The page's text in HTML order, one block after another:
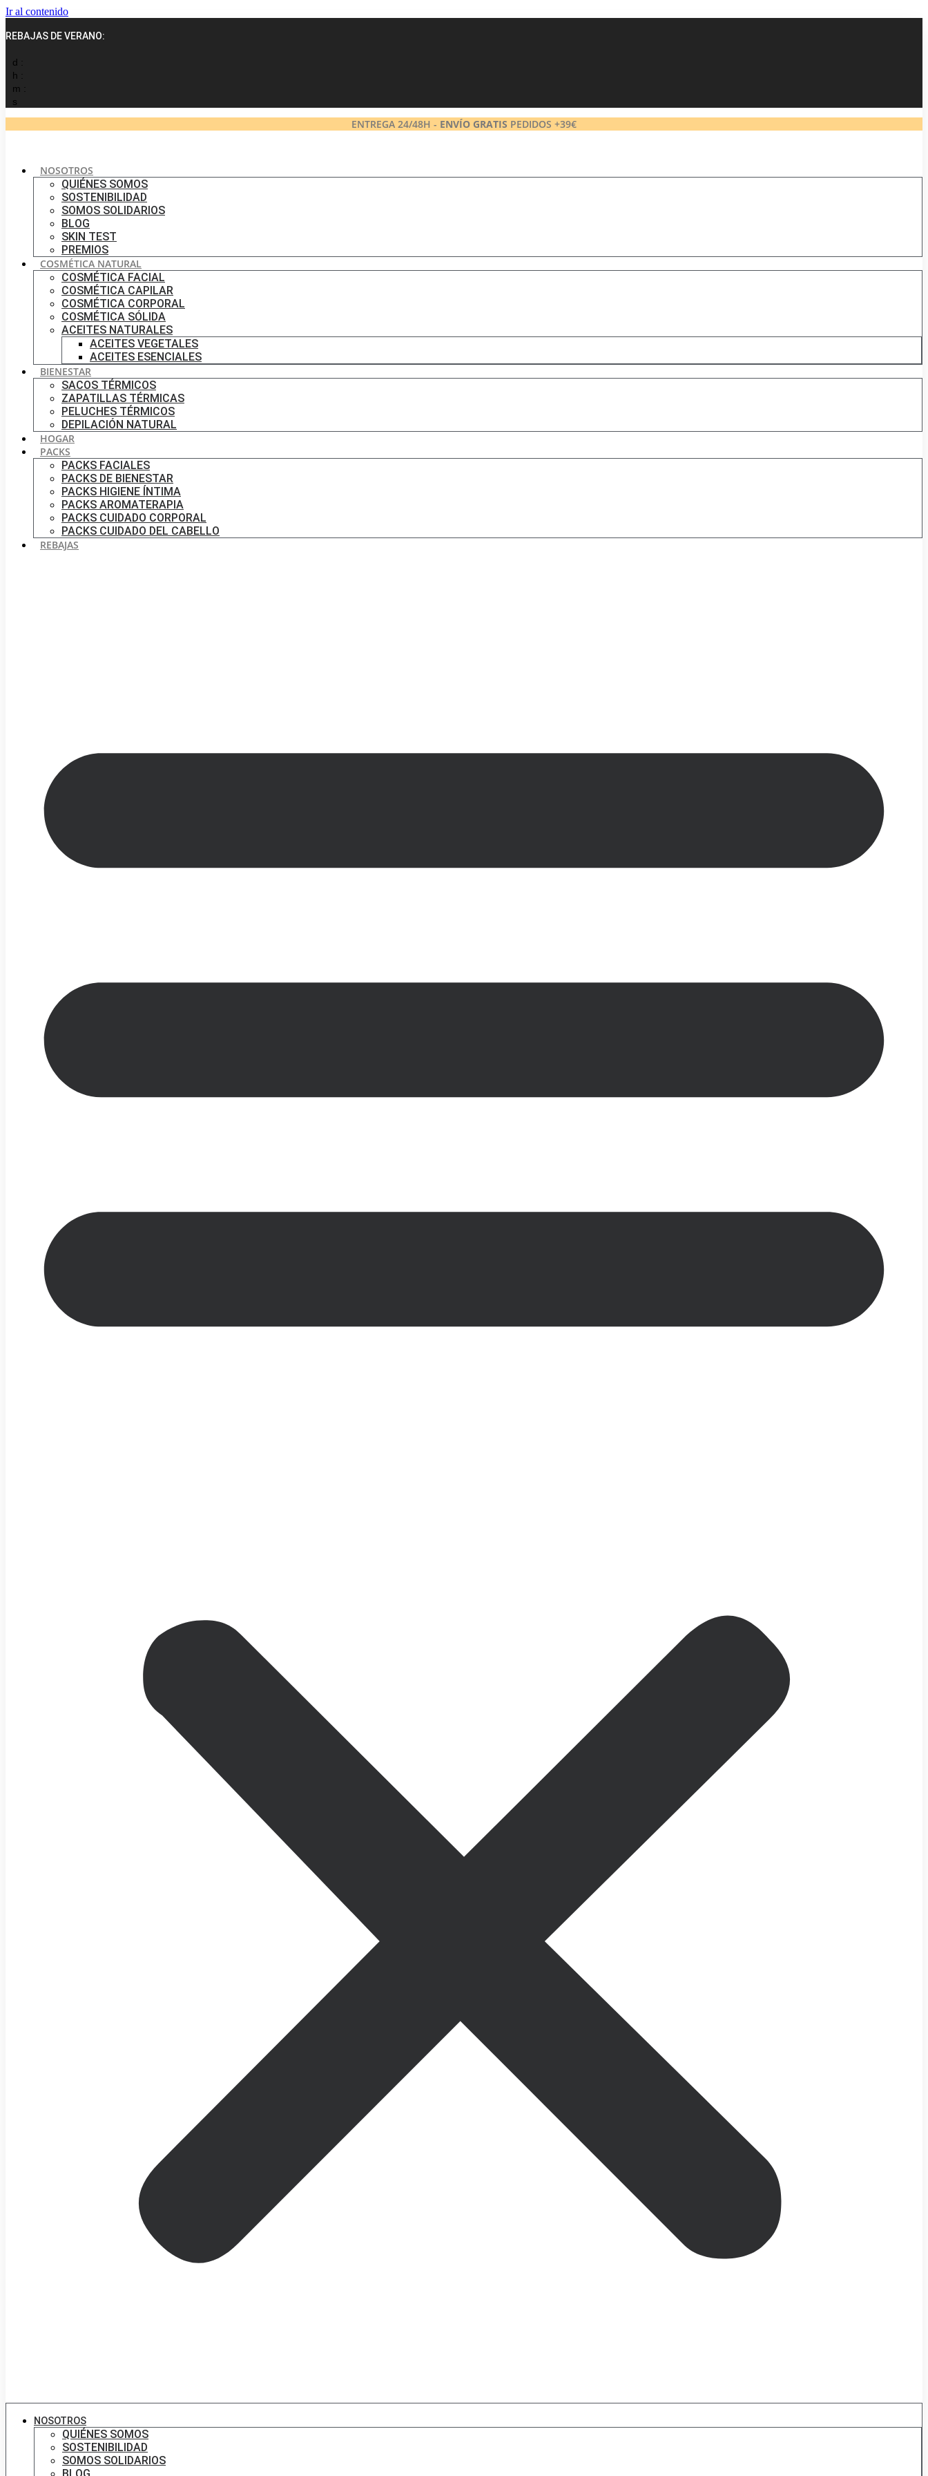
Ir al contenido
REBAJAS DE VERANO:
d :
h :
m :
s
ENTREGA 24/48H - ENVÍO GRATIS PEDIDOS +39€
NOSOTROS
QUIÉNES SOMOS
SOSTENIBILIDAD
SOMOS SOLIDARIOS
BLOG
SKIN TEST
PREMIOS
COSMÉTICA NATURAL
COSMÉTICA FACIAL
COSMÉTICA CAPILAR
COSMÉTICA CORPORAL
COSMÉTICA SÓLIDA
ACEITES NATURALES
ACEITES VEGETALES
ACEITES ESENCIALES
BIENESTAR
SACOS TÉRMICOS
ZAPATILLAS TÉRMICAS
PELUCHES TÉRMICOS
DEPILACIÓN NATURAL
HOGAR
PACKS
PACKS FACIALES
PACKS DE BIENESTAR
PACKS HIGIENE ÍNTIMA
PACKS AROMATERAPIA
PACKS CUIDADO CORPORAL
PACKS CUIDADO DEL CABELLO
REBAJAS
NOSOTROS
QUIÉNES SOMOS
SOSTENIBILIDAD
SOMOS SOLIDARIOS